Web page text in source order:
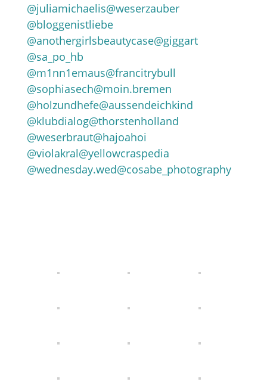
@juliamichaelis@weserzauber
@bloggenistliebe
@anothergirlsbeautycase@giggart
@sa_po_hb
@m1nn1emaus@francitrybull
@sophiasech@moin.bremen
@holzundhefe@aussendeichkind
@klubdialog@thorstenholland
@weserbraut@hajoahoi
@violakral@yellowcraspedia
@wednesday.wed@cosabe_photography